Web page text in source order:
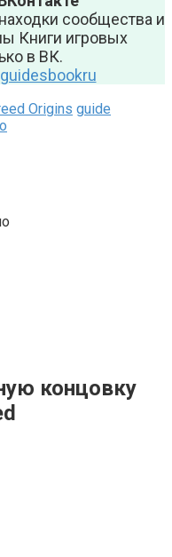
сообщества и
Книги игровых
в ВК.
Origins guide
концовку